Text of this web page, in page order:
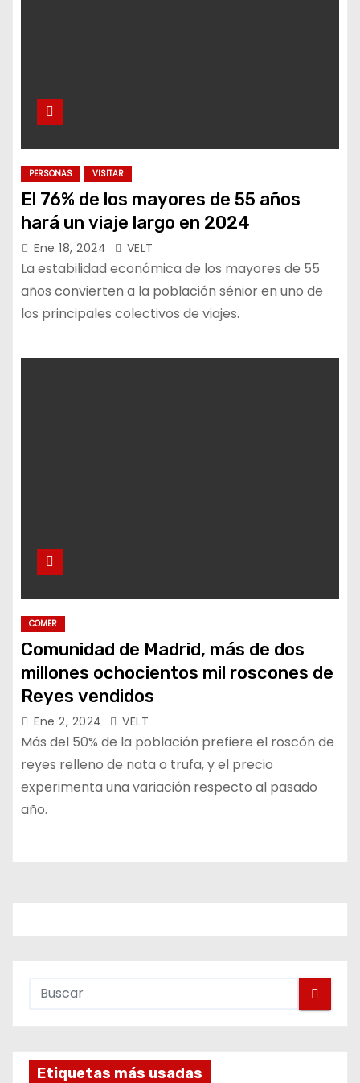
PERSONAS VISITAR
El 76% de los mayores de 55 años
hará un viaje largo en 2024
Ene 18, 2024 VELT
La estabilidad económica de los mayores de 55
años convierten a la población sénior en uno de
los principales colectivos de viajes.
COMER
Comunidad de Madrid, más de dos
millones ochocientos mil roscones de
Reyes vendidos
Ene 2, 2024 VELT
Más del 50% de la población prefiere el roscón de
reyes relleno de nata o trufa, y el precio
experimenta una variación respecto al pasado
año.
Etiquetas más usadas